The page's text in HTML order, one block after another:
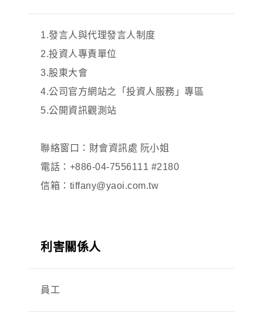
1.發言人與代理發言人制度
2.投資人專責單位
3.股東大會
4.公司官方網站之「投資人服務」專區
5.公開資訊觀測站
聯絡窗口：財會資訊處 阮小姐
電話：+886-04-7556111 #2180
信箱：tiffany@yaoi.com.tw
利害關係人
員工